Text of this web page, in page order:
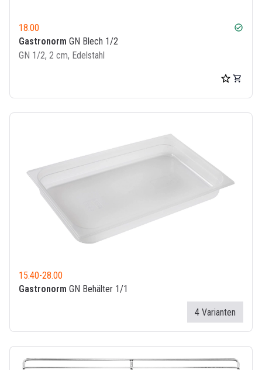
18.00 check_circle
Gastronorm GN Blech 1/2
GN 1/2, 2 cm, Edelstahl
15.40-28.00
Gastronorm GN Behälter 1/1
4 Varianten